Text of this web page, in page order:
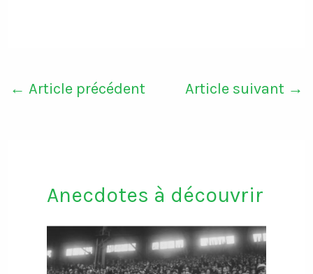
← Article précédent Article suivant →
Anecdotes à découvrir